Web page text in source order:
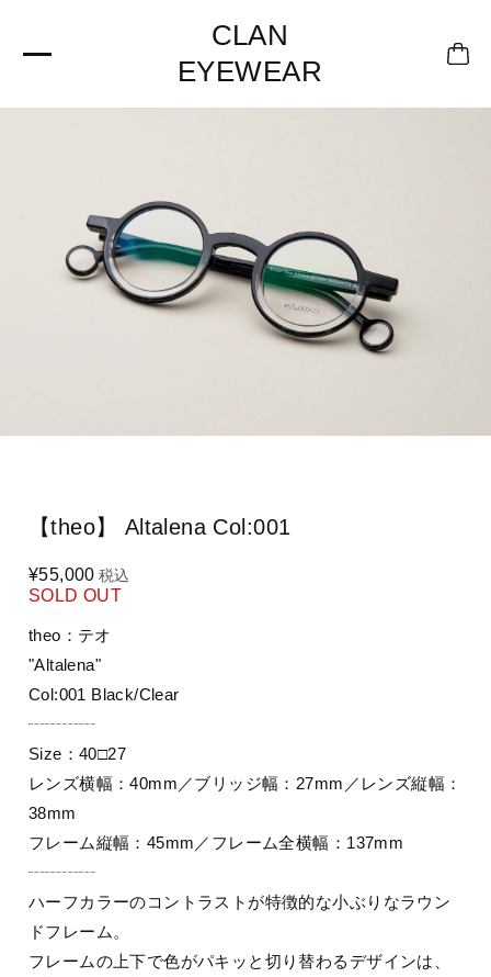
CLAN
EYEWEAR
【theo】 Altalena Col:001
¥55,000 税込
SOLD OUT
theo：テオ
"Altalena"
Col:001 Black/Clear
┄┄┄┄
Size：40□27
レンズ横幅：40mm／ブリッジ幅：27mm／レンズ縦幅：
38mm
フレーム縦幅：45mm／フレーム全横幅：137mm
┄┄┄┄
ハーフカラーのコントラストが特徴的な小ぶりなラウン
ドフレーム。
フレームの上下で色がパキッと切り替わるデザインは、